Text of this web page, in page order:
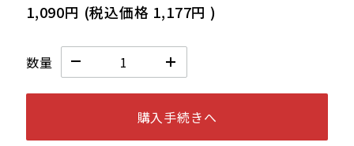
1,090円 (税込価格 1,177円 )
数量
購入手続きへ